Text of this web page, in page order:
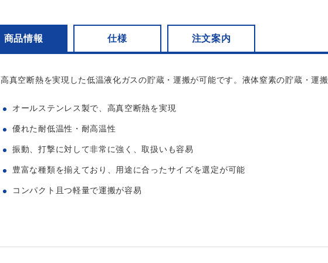
商品情報 仕様 注文案内
高真空断熱を実現した低温液化ガスの貯蔵・運搬が可能です。液体窒素の貯蔵・運搬
オールステンレス製で、高真空断熱を実現
優れた耐低温性・耐高温性
振動、打撃に対して非常に強く、取扱いも容易
豊富な種類を揃えており、用途に合ったサイズを選定が可能
コンパクト且つ軽量で運搬が容易